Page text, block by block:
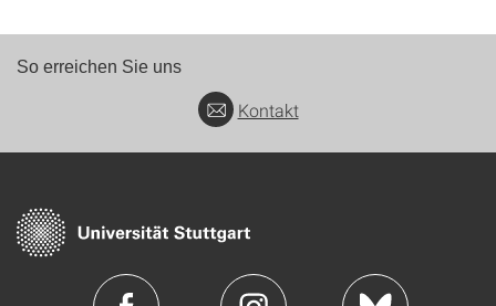
So erreichen Sie uns
Kontakt